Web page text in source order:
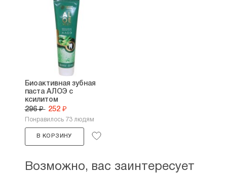
Биоактивная зубная
паста АЛОЭ с
ксилитом
296 ₽ 252 ₽
Понравилось 73 людям
В КОРЗИНУ
Возможно, вас заинтересует